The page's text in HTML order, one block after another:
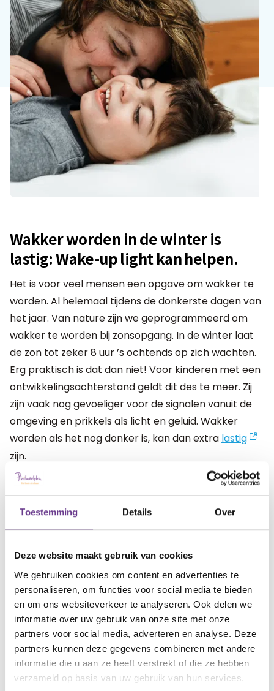
Toestemming Details Over
Deze website maakt gebruik van cookies
We gebruiken cookies om content en advertenties te
personaliseren, om functies voor social media te bieden
en om ons websiteverkeer te analyseren. Ook delen we
informatie over uw gebruik van onze site met onze
partners voor social media, adverteren en analyse. Deze
partners kunnen deze gegevens combineren met andere
informatie die u aan ze heeft verstrekt of die ze hebben
verzameld op basis van uw gebruik van hun services.
Wakker worden in de winter is
lastig: Wake-up light kan helpen.
Het is voor veel mensen een opgave om wakker te
worden. Al helemaal tijdens de donkerste dagen van
het jaar. Van nature zijn we geprogrammeerd om
wakker te worden bij zonsopgang. In de winter laat
de zon tot zeker 8 uur ’s ochtends op zich wachten.
Erg praktisch is dat dan niet! Voor kinderen met een
ontwikkelingsachterstand geldt dit des te meer. Zij
zijn vaak nog gevoeliger voor de signalen vanuit de
omgeving en prikkels als licht en geluid. Wakker
worden als het nog donker is, kan dan extra lastig
zijn.
Wekker met licht
Een wake-up light is een wekker met een
geïntegreerde lamp die de zonsopgang nabootst.
langzaam wakker. Zo is het makkelijker om uit bed te
komen en heb je meer energie in de ochtend. Dankzij
het geleidelijk feller wordende licht en bijvoorbeeld
zingende vogels als wekker-geluid, is het
gemakkelijker te herkennen wanneer het tijd is om
op te staan. Ook dit kan erg helpend zijn voor